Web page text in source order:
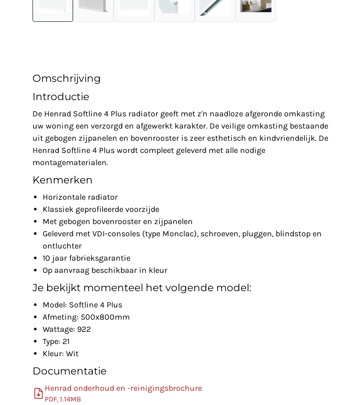
Omschrijving
Introductie
De Henrad Softline 4 Plus radiator geeft met z'n naadloze afgeronde omkasting
uw woning een verzorgd en afgewerkt karakter. De veilige omkasting bestaande
uit gebogen zijpanelen en bovenrooster is zeer esthetisch en kindvriendelijk. De
Henrad Softline 4 Plus wordt compleet geleverd met alle nodige
montagematerialen.
Kenmerken
Horizontale radiator
Klassiek geprofileerde voorzijde
Met gebogen bovenrooster en zijpanelen
Geleverd met VDI-consoles (type Monclac), schroeven, pluggen, blindstop en
ontluchter
10 jaar fabrieksgarantie
Op aanvraag beschikbaar in kleur
Je bekijkt momenteel het volgende model:
Model: Softline 4 Plus
Afmeting: 500x800mm
Wattage: 922
Type: 21
Kleur: Wit
Documentatie
Henrad onderhoud en -reinigingsbrochure
PDF, 1.14MB